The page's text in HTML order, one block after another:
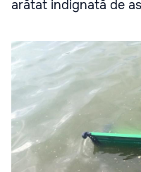
arătat indignată de